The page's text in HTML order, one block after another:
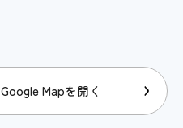
Google Mapを開く